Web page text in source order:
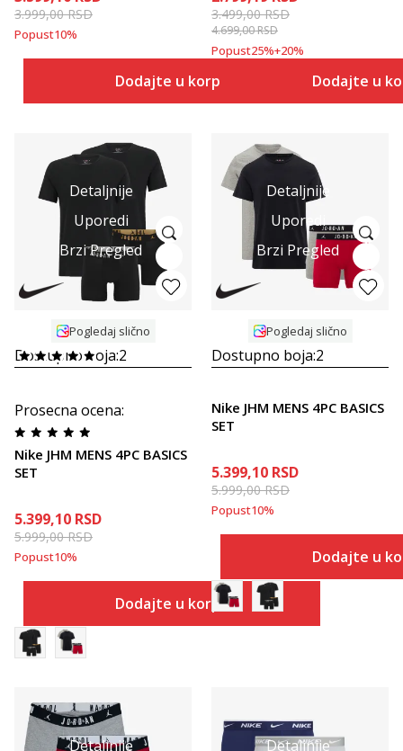
3.999,00RSD
Popust10%
Dodajte u korpu
3.499,00RSD
4.699,00RSD
Popust25%+20%
Dodajte u
Detaljnije
Uporedi
Brzi Pregled
Pogledaj slično
Dostupno boja:2
Prosecna ocena:
Nike JHM MENS 4PC BASICS
SET
5.399,10 RSD
5.999,00RSD
Popust10%
Dodajte u korpu
Detaljnije
Uporedi
Brzi Pregled
Pogledaj slično
Dostupno boja:2
Nike JHM MENS 4PC BASICS
SET
5.399,10 RSD
5.999,00RSD
Popust10%
Dodajte u
Detaljnije
Detaljnije